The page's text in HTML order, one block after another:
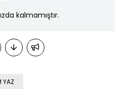
kalmamıştır.
YAZ